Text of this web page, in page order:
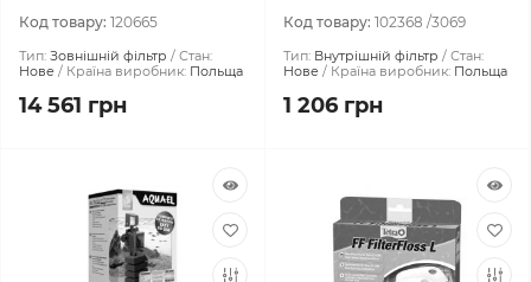
Код товару: 120665
Тип: Зовнішній фільтр
Стан:
Нове
Країна виробник: Польща
14 561 грн
Код товару: 102368 /3069
Тип: Внутрішній фільтр
Стан:
Нове
Країна виробник: Польща
1 206 грн